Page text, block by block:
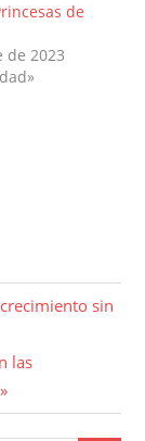
de
de 2023
sin
las